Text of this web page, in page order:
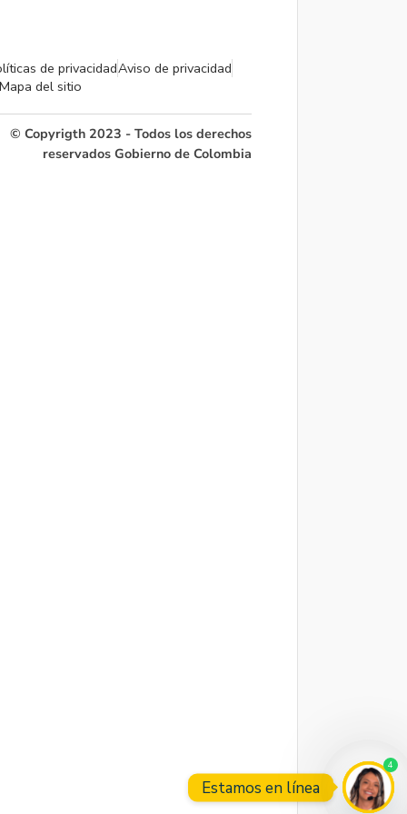
de privacidadAviso de privacidad
Mapa del sitio
© Copyrigth 2023 - Todos los derechos
reservados Gobierno de Colombia
Estamos en línea
4